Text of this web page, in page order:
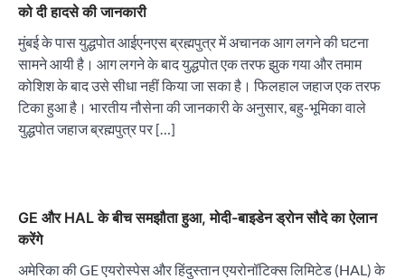
को दी हादसे की जानकारी
मुंबई के पास युद्धपोत आईएनएस ब्रह्मपुत्र में अचानक आग लगने की घटना
सामने आयी है। आग लगने के बाद युद्धपोत एक तरफ झुक गया और तमाम
कोशिश के बाद उसे सीधा नहीं किया जा सका है। फिलहाल जहाज एक तरफ
टिका हुआ है। भारतीय नौसेना की जानकारी के अनुसार, बहु-भूमिका वाले
युद्धपोत जहाज ब्रह्मपुत्र पर […]
GE और HAL के बीच समझौता हुआ, मोदी-बाइडेन ड्रोन सौदे का ऐलान
करेंगे
अमेरिका की GE एयरोस्पेस और हिंदुस्तान एयरोनॉटिक्स लिमिटेड (HAL) के